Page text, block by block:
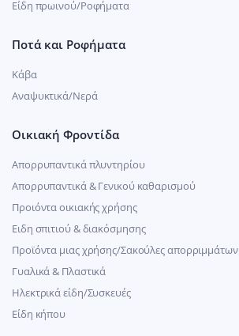
Είδη πρωινού/Ροφήματα
Ποτά και Ροφήματα
Κάβα
Αναψυκτικά/Νερά
Οικιακή Φροντίδα
Απορρυπαντικά πλυντηρίου
Απορρυπαντικά & Γενικού καθαρισμού
Προιόντα οικιακής χρήσης
Ειδη σπιτιού & διακόσμησης
Προϊόντα μιας χρήσης/Σακούλες απορριμμάτων
Γυαλικά & Πλαστικά
Ηλεκτρικά είδη/Συσκευές
Είδη κήπου